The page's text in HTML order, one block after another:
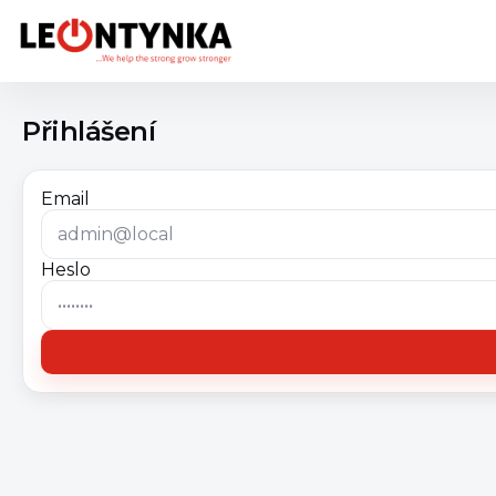
Přihlášení
Email
Heslo